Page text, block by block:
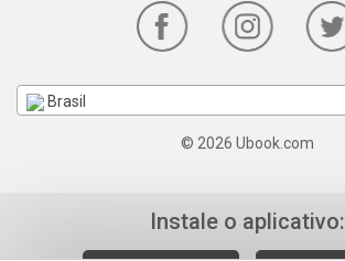
Brasil
© 2026 Ubook.com
Instale o aplicativo: